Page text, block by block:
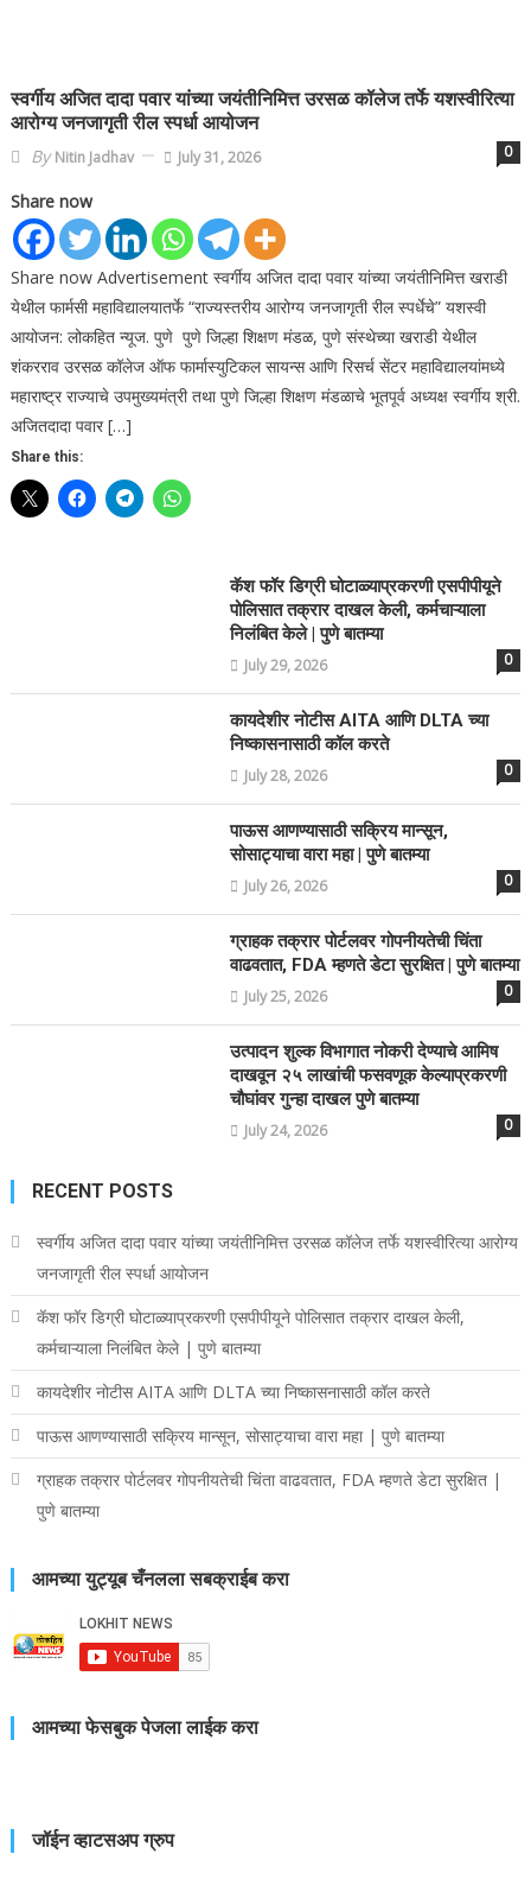
स्वर्गीय अजित दादा पवार यांच्या जयंतीनिमित्त उरसळ कॉलेज तर्फे यशस्वीरित्या
आरोग्य जनजागृती रील स्पर्धा आयोजन
ByNitin Jadhav July 31, 2026 0
Share now
Share now Advertisement स्वर्गीय अजित दादा पवार यांच्या जयंतीनिमित्त खराडी
येथील फार्मसी महाविद्यालयातर्फे “राज्यस्तरीय आरोग्य जनजागृती रील स्पर्धेचे” यशस्वी
आयोजन: लोकहित न्यूज. पुणे पुणे जिल्हा शिक्षण मंडळ, पुणे संस्थेच्या खराडी येथील
शंकरराव उरसळ कॉलेज ऑफ फार्मास्युटिकल सायन्स आणि रिसर्च सेंटर महाविद्यालयांमध्ये
महाराष्ट्र राज्याचे उपमुख्यमंत्री तथा पुणे जिल्हा शिक्षण मंडळाचे भूतपूर्व अध्यक्ष स्वर्गीय श्री.
अजितदादा पवार […]
Share this:
कॅश फॉर डिग्री घोटाळ्याप्रकरणी एसपीपीयूने
पोलिसात तक्रार दाखल केली, कर्मचाऱ्याला
निलंबित केले | पुणे बातम्या
July 29, 2026 0
कायदेशीर नोटीस AITA आणि DLTA च्या
निष्कासनासाठी कॉल करते
July 28, 2026 0
पाऊस आणण्यासाठी सक्रिय मान्सून,
सोसाट्याचा वारा महा | पुणे बातम्या
July 26, 2026 0
ग्राहक तक्रार पोर्टलवर गोपनीयतेची चिंता
वाढवतात, FDA म्हणते डेटा सुरक्षित | पुणे बातम्या
July 25, 2026 0
उत्पादन शुल्क विभागात नोकरी देण्याचे आमिष
दाखवून २५ लाखांची फसवणूक केल्याप्रकरणी
चौघांवर गुन्हा दाखल पुणे बातम्या
July 24, 2026 0
RECENT POSTS
स्वर्गीय अजित दादा पवार यांच्या जयंतीनिमित्त उरसळ कॉलेज तर्फे यशस्वीरित्या आरोग्य
जनजागृती रील स्पर्धा आयोजन
कॅश फॉर डिग्री घोटाळ्याप्रकरणी एसपीपीयूने पोलिसात तक्रार दाखल केली,
कर्मचाऱ्याला निलंबित केले | पुणे बातम्या
कायदेशीर नोटीस AITA आणि DLTA च्या निष्कासनासाठी कॉल करते
पाऊस आणण्यासाठी सक्रिय मान्सून, सोसाट्याचा वारा महा | पुणे बातम्या
ग्राहक तक्रार पोर्टलवर गोपनीयतेची चिंता वाढवतात, FDA म्हणते डेटा सुरक्षित |
पुणे बातम्या
आमच्या युट्यूब चँनलला सबक्राईब करा
आमच्या फेसबुक पेजला लाईक करा
जॉईन व्हाटसअप ग्रुप